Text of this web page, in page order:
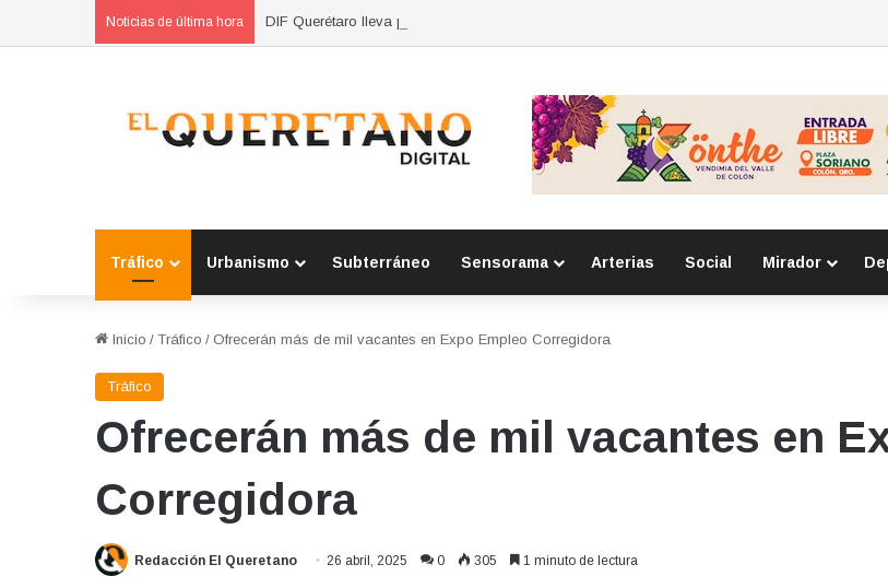
Noticias de última hora DIF Querétaro lleva pláticas sobre respeto a adultos mayores a primarias
Tráfico Urbanismo Subterráneo Sensorama Arterias Social Mirador
Inicio / Tráfico / Ofrecerán más de mil vacantes en Expo Empleo Corregidora
Tráfico
Ofrecerán más de mil vacantes en
Corregidora
Redacción El Queretano 26 abril, 2025 0 305 1 minuto de lectura